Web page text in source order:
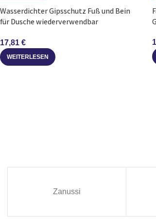
Wasserdichter Gipsschutz Fuß und Bein
für Dusche wiederverwendbar
17,81 €
WEITERLESEN
Zanussi